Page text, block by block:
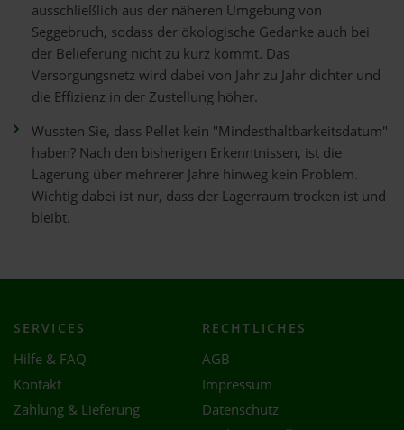
ausschließlich aus der näheren Umgebung von
Seggebruch, sodass der ökologische Gedanke auch bei
der Belieferung nicht zu kurz kommt. Das
Versorgungsnetz wird dabei von Jahr zu Jahr dichter und
die Effizienz in der Zustellung höher.
Wussten Sie, dass Pellet kein "Mindesthaltbarkeitsdatum"
haben? Nach den bisherigen Erkenntnissen, ist die
Lagerung über mehrerer Jahre hinweg kein Problem.
Wichtig dabei ist nur, dass der Lagerraum trocken ist und
bleibt.
SERVICES
Hilfe & FAQ
Kontakt
Zahlung & Lieferung
RECHTLICHES
AGB
Impressum
Datenschutz